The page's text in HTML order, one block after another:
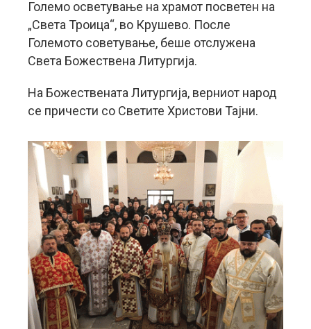
Големо осветување на храмот посветен на
„Света Троица“, во Крушево. После
Големото советување, беше отслужена
Света Божествена Литургија.
На Божествената Литургија, верниот народ
се причести со Светите Христови Тајни.